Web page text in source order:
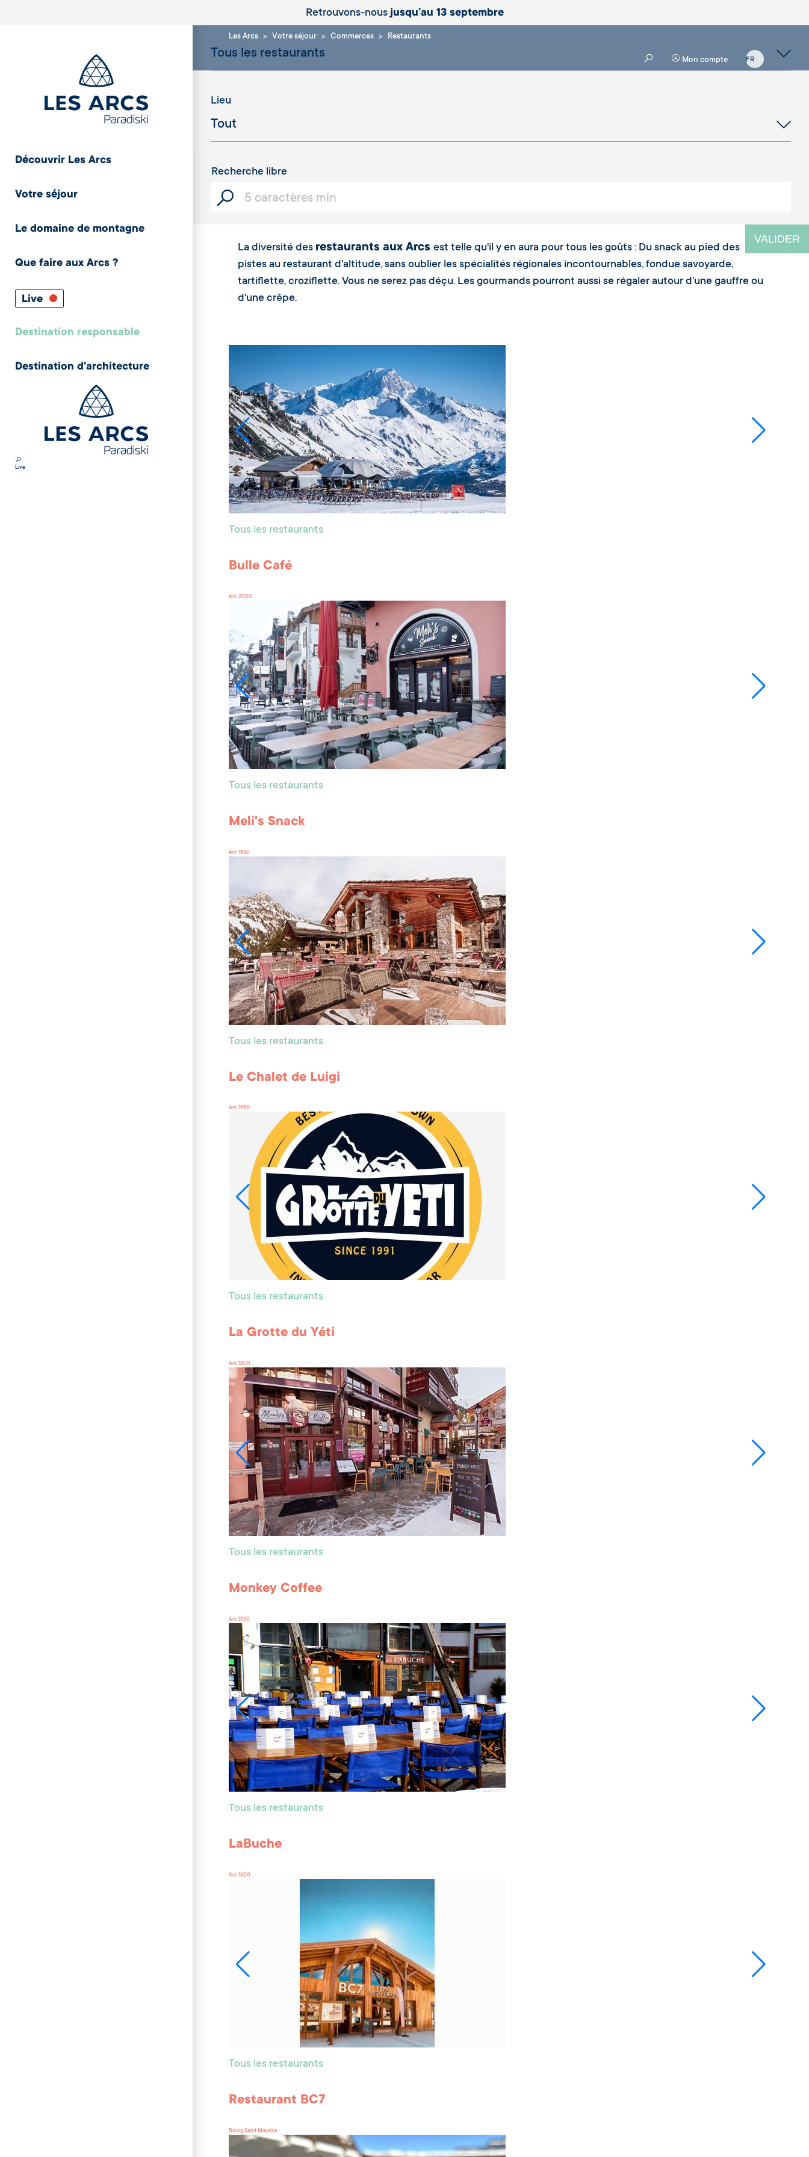
Retrouvons-nousjusqu’au 13 septembre
Découvrir Les Arcs
Votre séjour
Le domaine de montagne
Que faire aux Arcs ?
Live
Destination responsable
Destination d'architecture
Live
Les Arcs Votre séjour Commerces Restaurants
Mon compte
Lieu
Recherche libre
VALIDER
La diversité des restaurants aux Arcs est telle qu'il y en aura pour tous les goûts : Du snack au pied des
pistes au restaurant d'altitude, sans oublier les spécialités régionales incontournables, fondue savoyarde,
tartiflette, croziflette. Vous ne serez pas déçu. Les gourmands pourront aussi se régaler autour d'une gauffre ou
d'une crêpe.
Tous les restaurants
Bulle Café
Arc 2000
Tous les restaurants
Meli's Snack
Arc 1950
Tous les restaurants
Le Chalet de Luigi
Arc 1950
Tous les restaurants
La Grotte du Yéti
Arc 1800
Tous les restaurants
Monkey Coffee
Arc 1950
Tous les restaurants
LaBuche
Arc 1600
Tous les restaurants
Restaurant BC7
Bourg Saint Maurice